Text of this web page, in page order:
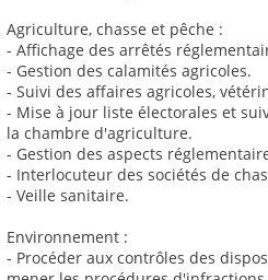
Agriculture, chasse et pêche :
- Affichage des arrêtés
- Gestion des calamités agricoles.
- Suivi des affaires agricoles,
- Mise à jour liste électorales et
la chambre d'agriculture.
- Gestion des aspects
- Interlocuteur des sociétés de
- Veille sanitaire.
Environnement :
- Procéder aux contrôles des